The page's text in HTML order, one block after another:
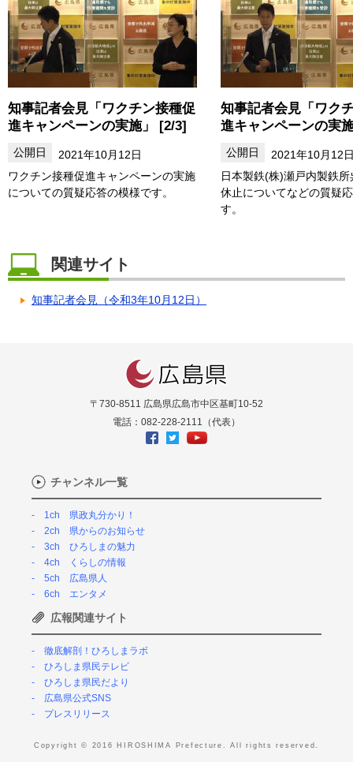
知事記者会見「ワクチン接種促
進キャンペーンの実施」 [2/3]
2021年10月12日
ワクチン接種促進キャンペーンの実施
についての質疑応答の模様です。
知事記者会見「ワク
進キャンペーンの実
2021年10月12
日本製鉄(株)瀬戸内製鉄
休止についてなどの質疑
す。
関連サイト
知事記者会見（令和3年10月12日）
〒730-8511 広島県広島市中区基町10-52
電話：082-228-2111（代表）
チャンネル一覧
1ch 県政丸分かり！
2ch 県からのお知らせ
3ch ひろしまの魅力
4ch くらしの情報
5ch 広島県人
6ch エンタメ
広報関連サイト
徹底解剖！ひろしまラボ
ひろしま県民テレビ
ひろしま県民だより
広島県公式SNS
プレスリリース
Copyright © 2016 HIROSHIMA Prefecture. All rights reserved.